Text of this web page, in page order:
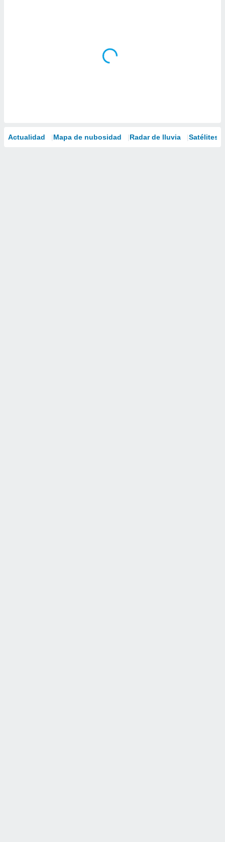
Actualidad Mapa de nubosidad Radar de lluvia Satélites